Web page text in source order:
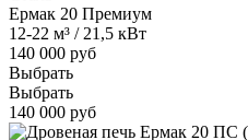
Ермак 20 Премиум
12-22 м³ / 21,5 кВт
140 000 руб
Выбрать
Выбрать
140 000 руб